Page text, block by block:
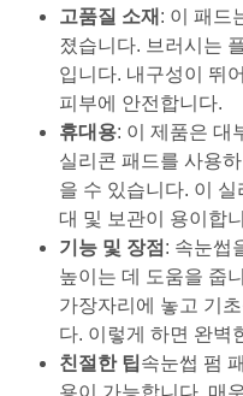
고품질 소재 : 이 패드
졌습니다. 브러시는
입니다. 내구성이 뛰
피부에 안전합니다.
휴대용: 이 제품은 대
실리콘 패드를 사용
을 수 있습니다. 이
대 및 보관이 용이합
기능 및 장점 : 속눈썹
높이는 데 도움을 줍
가장자리에 놓고 기
다. 이렇게 하면 완벽
친절한 팁 속눈썹 펌
용이 가능합니다. 매